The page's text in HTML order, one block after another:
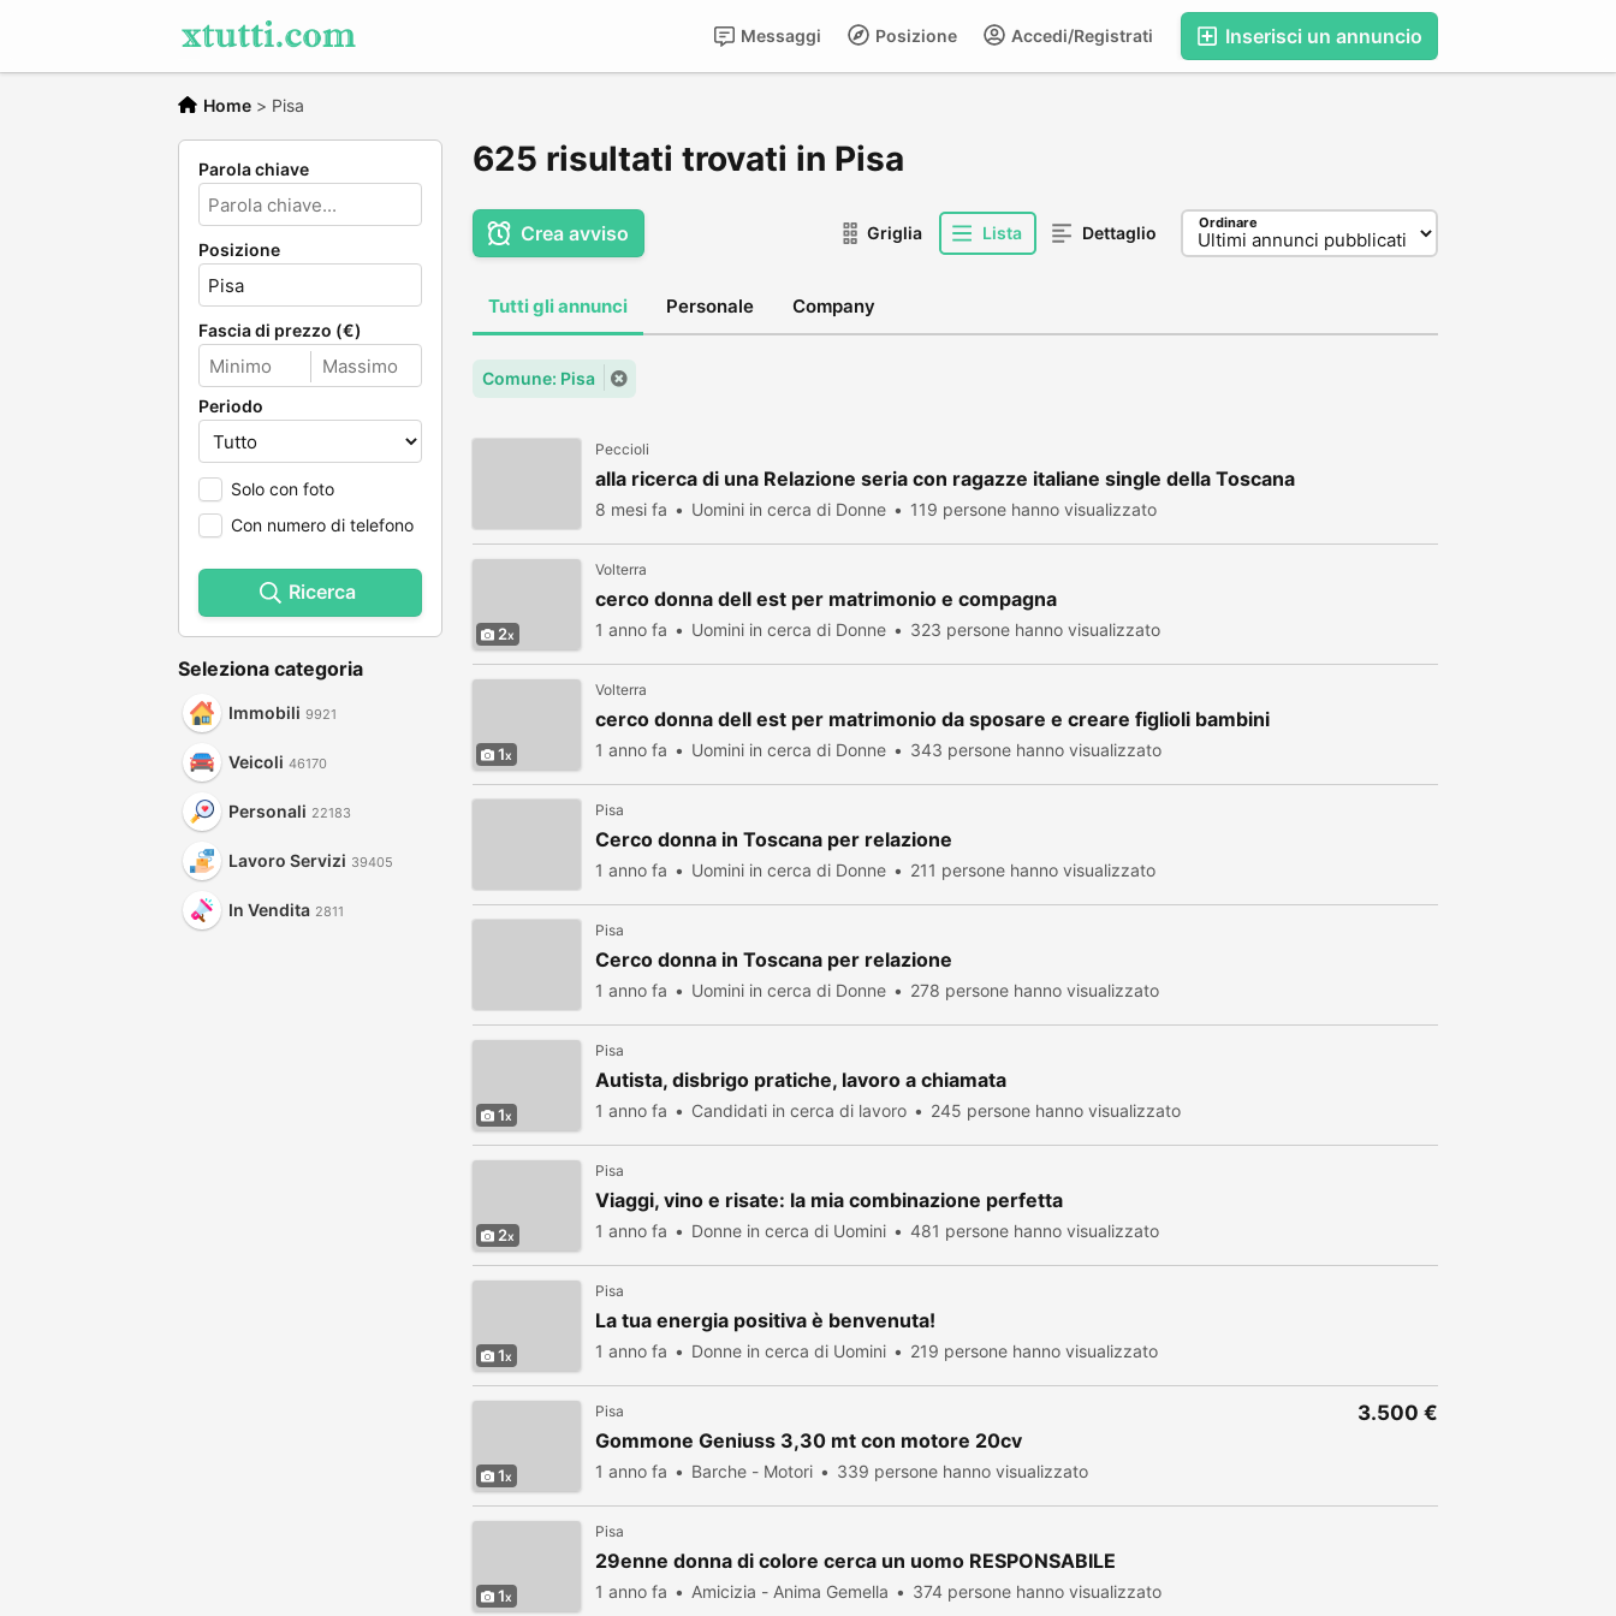
Inserisci un annuncio
Accedi/Registrati
Posizione
Messaggi
Home > Pisa
Parola chiave
Posizione
Fascia di prezzo (€)
Periodo
Solo con foto
Con numero di telefono
Ricerca
Seleziona categoria
Immobili 9921
Veicoli 46170
Personali 22183
Lavoro Servizi 39405
In Vendita 2811
625 risultati trovati in Pisa
Crea avviso Griglia Lista Dettaglio Ordinare
Tutti gli annunci Personale Company
Comune: Pisa
Peccioli
alla ricerca di una Relazione seria con ragazze italiane single della Toscana
8 mesi fa Uomini in cerca di Donne 119 persone hanno visualizzato
2
Volterra
cerco donna dell est per matrimonio e compagna
1 anno fa Uomini in cerca di Donne 323 persone hanno visualizzato
1
Volterra
cerco donna dell est per matrimonio da sposare e creare figlioli bambini
1 anno fa Uomini in cerca di Donne 343 persone hanno visualizzato
Pisa
Cerco donna in Toscana per relazione
1 anno fa Uomini in cerca di Donne 211 persone hanno visualizzato
Pisa
Cerco donna in Toscana per relazione
1 anno fa Uomini in cerca di Donne 278 persone hanno visualizzato
1
Pisa
Autista, disbrigo pratiche, lavoro a chiamata
1 anno fa Candidati in cerca di lavoro 245 persone hanno visualizzato
2
Pisa
Viaggi, vino e risate: la mia combinazione perfetta
1 anno fa Donne in cerca di Uomini 481 persone hanno visualizzato
1
Pisa
La tua energia positiva è benvenuta!
1 anno fa Donne in cerca di Uomini 219 persone hanno visualizzato
1
Pisa
Gommone Geniuss 3,30 mt con motore 20cv
1 anno fa Barche - Motori 339 persone hanno visualizzato
3.500 €
1
Pisa
29enne donna di colore cerca un uomo RESPONSABILE
1 anno fa Amicizia - Anima Gemella 374 persone hanno visualizzato